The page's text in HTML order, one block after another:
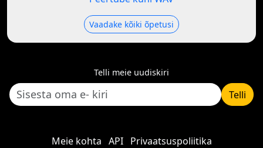
Vaadake kõiki õpetusi
Telli meie uudiskiri
Telli
Meie kohta API Privaatsuspoliitika